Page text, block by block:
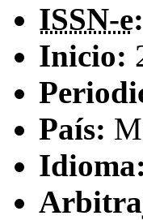
ISSN-e:
Inicio:
País:
Idioma: